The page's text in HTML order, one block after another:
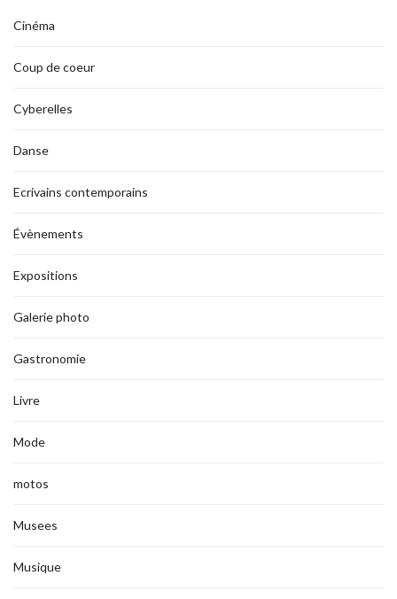
Cinéma
Coup de coeur
Cyberelles
Danse
Ecrivains contemporains
Évènements
Expositions
Galerie photo
Gastronomie
Livre
Mode
motos
Musees
Musique